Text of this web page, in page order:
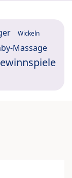
Wickeln
Massage